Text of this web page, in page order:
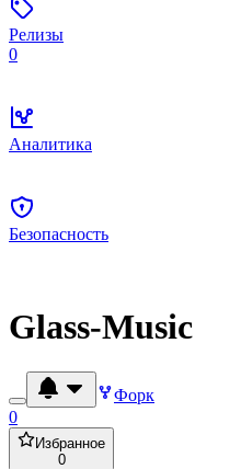
Релизы
0
Аналитика
Безопасность
Glass-Music
Форк
0
Избранное
0